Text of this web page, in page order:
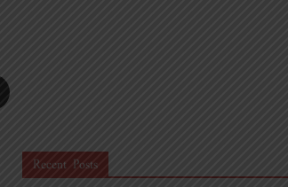
Recent Posts